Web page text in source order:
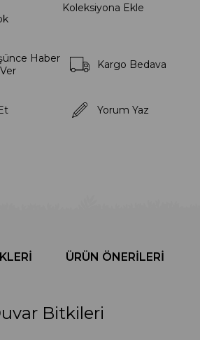
Koleksiyona Ekle
Haber
Ver
Kargo Bedava
Yorum Yaz
ÜRÜN ÖNERILERI
Bitkileri